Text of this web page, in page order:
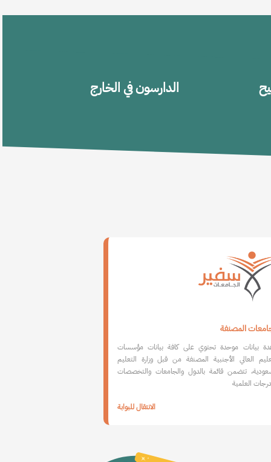
الدارسون في الخارج
المصنفة
بيانات موحدة تحتوي على كافة بيانات مؤسسات
العالي الأجنبية المصنفة من قبل وزارة التعليم
تتضمن قائمة بالدول والجامعات والتخصصات
العلمية
الانتقال للبوابة